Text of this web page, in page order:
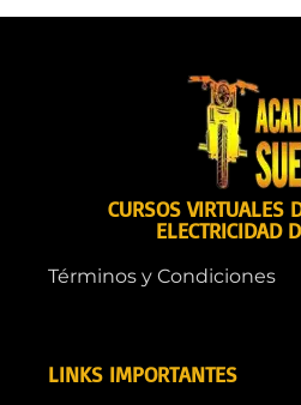
CURSOS VIRTUALES
ELECTRICIDAD
Términos y Condiciones
LINKS IMPORTANTES